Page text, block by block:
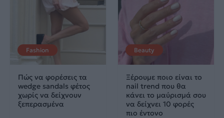
Fashion
Πώς να φορέσεις τα
wedge sandals φέτος
χωρίς να δείχνουν
ξεπερασμένα
Beauty
Ξέρουμε ποιο είναι το
nail trend που θα
κάνει το μαύρισμά σου
να δείχνει 10 φορές
πιο έντονο